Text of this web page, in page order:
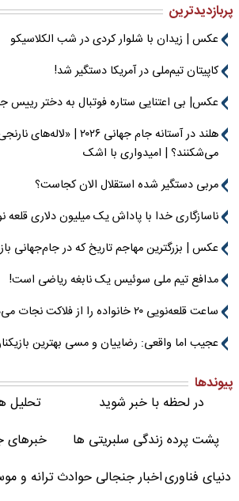
پربازدیدترین
عکس | زیدان با شلوار کردی در شب الکلاسیکو
کاپیتان تیم‌ملی در آمریکا دستگیر شد!
عکس| بی اعتنایی ستاره فوتبال به دختر رییس
هلند در آستانه جام جهانی ۲۰۲۶
می‌شکنند؟ | امیدواری با اشک
مربی دستگیر شده استقلال الان کجاست؟
ناسازگاری خدا با پاداش یک میلیون دلاری قلعه
عکس | بزرگترین مهاجم تاریخ که در جام‌جهانی
مدافع تیم ملی سوئیس یک نابغه ریاضی است!
ساعت قلعه‌نویی ۲۰ خانواده را از فلاکت نجات می‌دهد
عجیب اما واقعی: رضاییان و مسی بهترین بازیکنان جام جهانی!
پیوندها
در لحظه با خبر شوید
تحلیل
پشت پرده زندگی سلبریتی ها
خبرهای
دنیای فناوریاخبار جنجالی حوادثترانه و